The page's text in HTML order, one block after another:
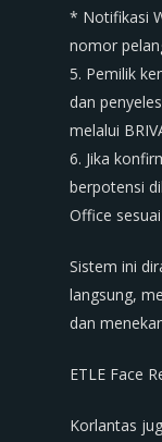
* Notifikasi
nomor
5. Pemilik
dan
melalui
6. Jika
berpotensi
Office
Sistem ini
langsung,
dan
ETLE Face
Korlantas